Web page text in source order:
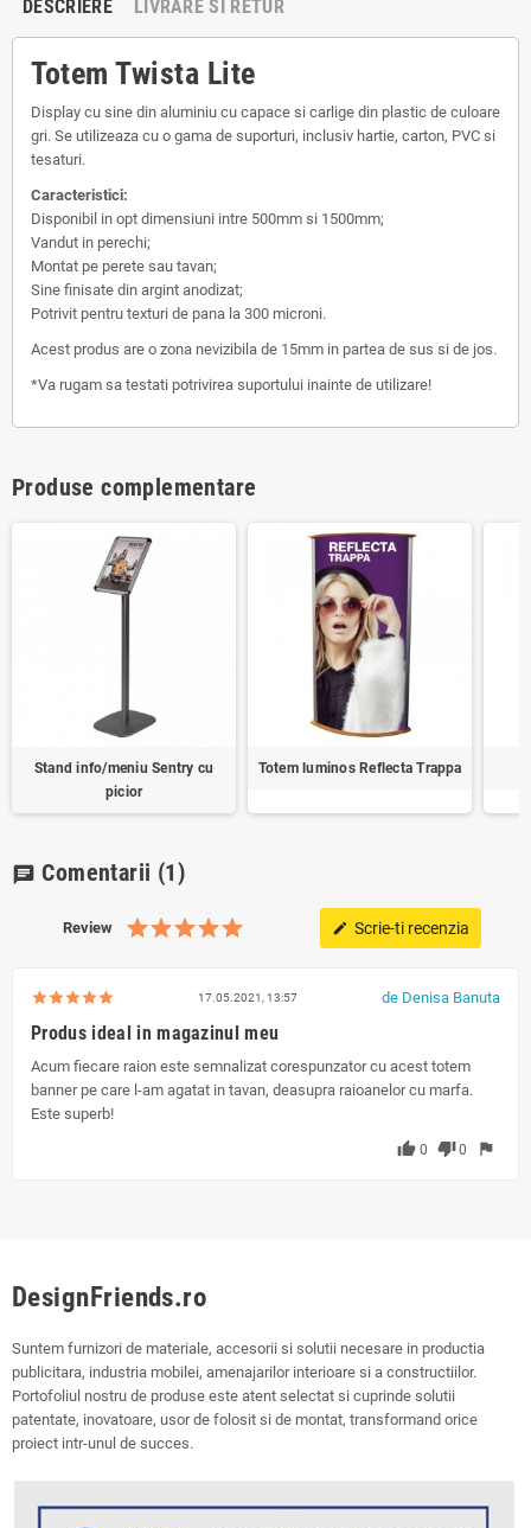
DESCRIERE LIVRARE SI RETUR
Totem Twista Lite
Display cu sine din aluminiu cu capace si carlige din plastic de culoare
gri. Se utilizeaza cu o gama de suporturi, inclusiv hartie, carton, PVC si
tesaturi.
Caracteristici:
Disponibil in opt dimensiuni intre 500mm si 1500mm;
Vandut in perechi;
Montat pe perete sau tavan;
Sine finisate din argint anodizat;
Potrivit pentru texturi de pana la 300 microni.
Acest produs are o zona nevizibila de 15mm in partea de sus si de jos.
*Va rugam sa testati potrivirea suportului inainte de utilizare!
Produse complementare
Stand info/meniu Sentry cu
picior
Totem luminos Reflecta Trappa
chat Comentarii (1)
Review edit Scrie-ti recenzia
17.05.2021, 13:57 de Denisa Banuta
Produs ideal in magazinul meu
Acum fiecare raion este semnalizat corespunzator cu acest totem
banner pe care l-am agatat in tavan, deasupra raioanelor cu marfa.
Este superb!
thumb_up 0 thumb_down0 flag
DesignFriends.ro
Suntem furnizori de materiale, accesorii si solutii necesare in productia
publicitara, industria mobilei, amenajarilor interioare si a constructiilor.
Portofoliul nostru de produse este atent selectat si cuprinde solutii
patentate, inovatoare, usor de folosit si de montat, transformand orice
proiect intr-unul de succes.